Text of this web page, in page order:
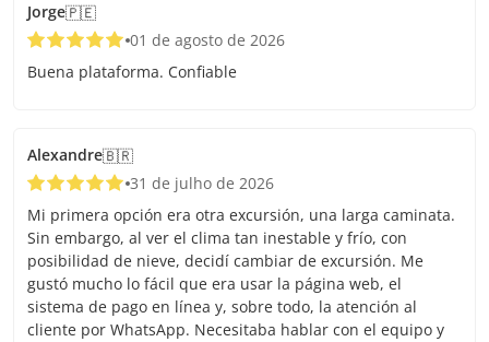
Jorge🇵🇪
01 de agosto de 2026
Buena plataforma. Confiable
Alexandre🇧🇷
31 de julho de 2026
Mi primera opción era otra excursión, una larga caminata.
Sin embargo, al ver el clima tan inestable y frío, con
posibilidad de nieve, decidí cambiar de excursión. Me
gustó mucho lo fácil que era usar la página web, el
sistema de pago en línea y, sobre todo, la atención al
cliente por WhatsApp. Necesitaba hablar con el equipo y